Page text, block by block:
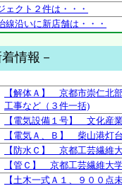
ェクト２件は・・・
線沿いに新店舗は・・・
報－
【解体Ａ】 京都市崇仁北
工事など（３件一括)
【電気設備１号】 文化産
【電気Ａ、Ｂ】 柴山港灯
【防水Ｃ】 京都工芸繊維
【管Ｃ】 京都工芸繊維大
【土木一式Ａ１、９００